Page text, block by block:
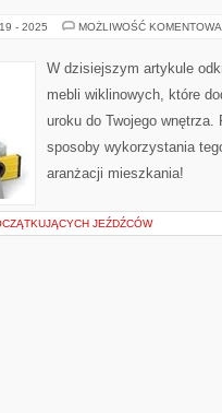
- 2025 MOŻLIWOŚĆ
W dzisiejszym artykule
mebli wiklinowych, które
uroku do Twojego
sposoby wykorzystania
aranżacji mieszkania!
JEŹDŹCÓW